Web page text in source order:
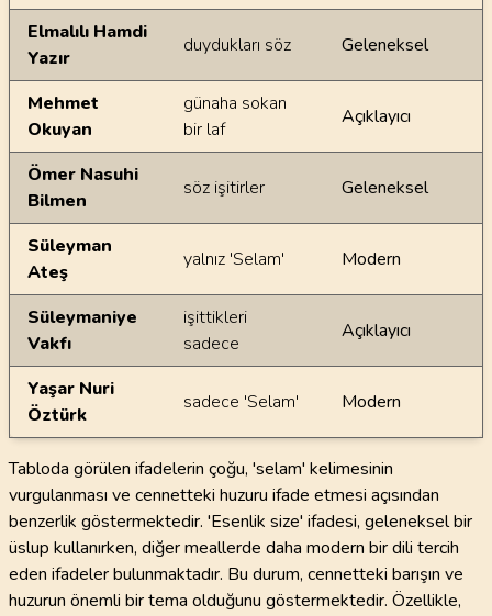
Elmalılı Hamdi
Yazır
duydukları söz Geleneksel
Mehmet
Okuyan
günaha sokan
bir laf
Açıklayıcı
Ömer Nasuhi
Bilmen
söz işitirler Geleneksel
Süleyman
Ateş
yalnız 'Selam' Modern
Süleymaniye
Vakfı
işittikleri
sadece
Açıklayıcı
Yaşar Nuri
Öztürk
sadece 'Selam' Modern
Tabloda görülen ifadelerin çoğu, 'selam' kelimesinin
vurgulanması ve cennetteki huzuru ifade etmesi açısından
benzerlik göstermektedir. 'Esenlik size' ifadesi, geleneksel bir
üslup kullanırken, diğer meallerde daha modern bir dili tercih
eden ifadeler bulunmaktadır. Bu durum, cennetteki barışın ve
huzurun önemli bir tema olduğunu göstermektedir. Özellikle,